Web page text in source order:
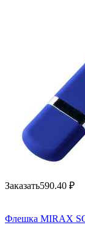
Заказать590.40 ₽
Флешка MIRAX